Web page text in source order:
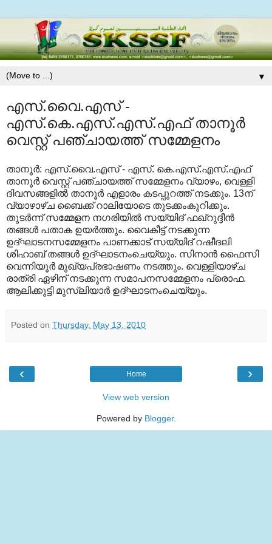
▼
എസ്.വൈ.എസ് -
എസ്.കെ.എസ്.എസ്.എഫ് താനൂര്‍
വെസ്റ്റ് പഞ്ചായത്ത് സമ്മേളനം
താനൂര്‍: എസ്.വൈ.എസ് - എസ്. കെ.എസ്.എസ്.എഫ്
താനൂര്‍ വെസ്റ്റ് പഞ്ചായത്ത് സമ്മേളനം വ്യാഴം, വെള്ളി
ദിവസങ്ങളില്‍ താനൂര്‍ എളാരം കടപ്പുറത്ത് നടക്കും. 13ന്
വ്യാഴാഴ്ച ബൈക്ക് റാലിയോടെ തുടക്കംകുറിക്കും.
തുടര്‍ന്ന് സമ്മേളന നഗരിയില്‍ സയ്യിദ് ഫഖ്‌റുദ്ദീന്‍
തങ്ങള്‍ പതാക ഉയര്‍ത്തും. വൈകീട്ട് നടക്കുന്ന
ഉദ്ഘാടനസമ്മേളനം പാണക്കാട് സയ്യിദ് റഷീദലി
ശിഹാബ് തങ്ങള്‍ ഉദ്ഘാടനംചെയ്യും. സിനാന്‍ ഫൈസി
വെന്നിയൂര്‍ മുഖ്യപ്രഭാഷണം നടത്തും. വെള്ളിയാഴ്ച
രാത്രി ഏഴിന് നടക്കുന്ന സമാപനസമ്മേളനം പ്രൊഫ.
ആലിക്കുട്ടി മുസ്‌ലിയാര്‍ ഉദ്ഘാടനംചെയ്യും.
Posted on Thursday, May 13, 2010
‹ ›
Home
View web version
Powered by Blogger.